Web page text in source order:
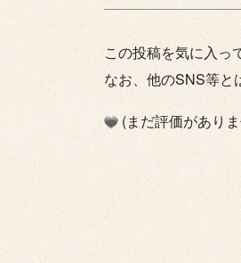
この投稿を気に入っ
なお、他のSNS等と
(まだ評価があり